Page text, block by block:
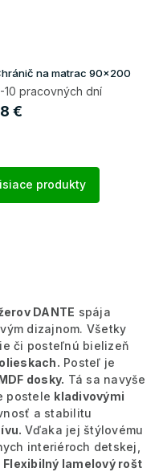
na matrac 90x200
10 pracovných dní
€
produkty
DANTE spája
dizajnom. Všetky
či posteľnú bielizeň
Posteľ je
dosky. Tá sa navyše
postele kladivovými
a stabilitu
Vďaka jej štýlovému
interiéroch detskej,
Flexibilný lamelový rošt